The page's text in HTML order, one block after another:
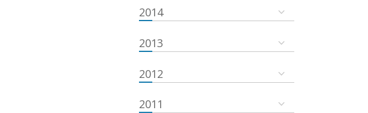
2014
2013
2012
2011